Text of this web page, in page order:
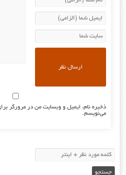
ذخیره نام، ایمیل و وبسایت من در مرورگر
می‌نویسم.